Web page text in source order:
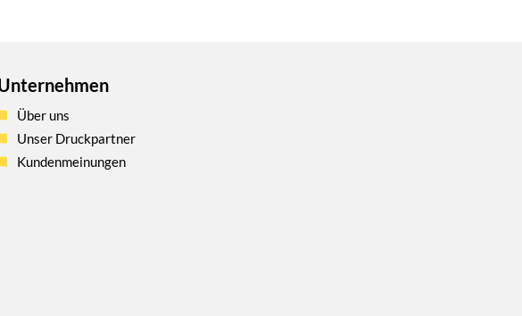
Über uns
Unser Druckpartner
Kundenmeinungen